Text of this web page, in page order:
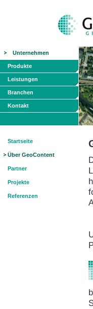
Unternehmen
Produkte
Leistungen
Branchen
Kontakt
Startseite
Über GeoContent
Partner
Projekte
Referenzen